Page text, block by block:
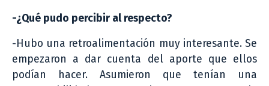
-¿Qué pudo percibir al respecto?
-Hubo una retroalimentación muy interesante. Se
empezaron a dar cuenta del aporte que ellos
podían hacer. Asumieron que tenían una